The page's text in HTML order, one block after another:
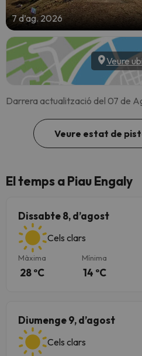
7 d’ag. 2026
Veure
Darrera actualització del 07 de
Veure estat de
El temps a Piau Engaly
Dissabte 8, d’agost
Cels clars
Màxima
28 ºC
Mínima
14 ºC
Diumenge 9, d’agost
Cels clars